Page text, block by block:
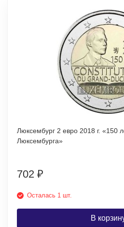
Люксембург 2 евро 2018 г. «150
Люксембурга»
702 ₽
Осталась 1 шт.
В